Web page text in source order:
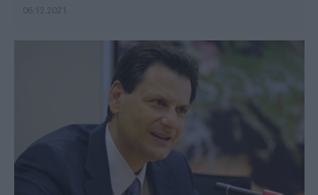
καθημερινότητα. Στόχος του συγκεκριμένου
έργου, που βρίσκεται λίγο πριν από τη γραμμή
εκκίνησης, είναι το σύνολο της πολεοδομικής
γεωχωρικής πληροφορίας να […]